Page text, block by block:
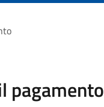
pagamento